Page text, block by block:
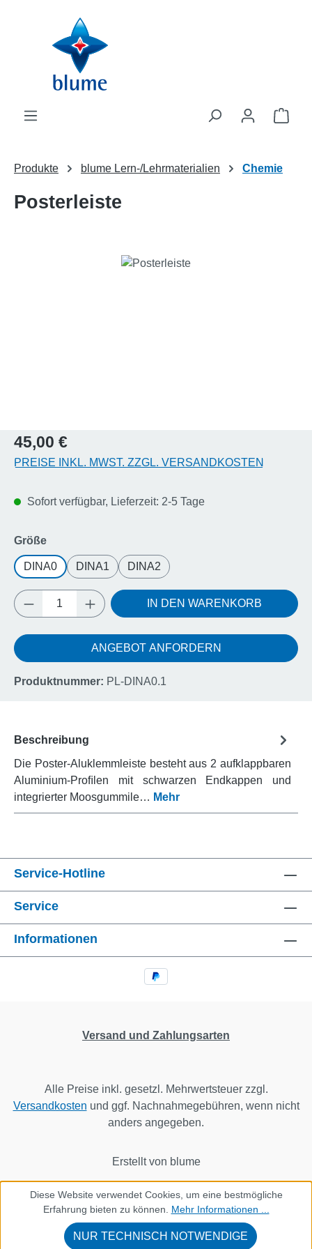
Zum Hauptinhalt springen
Produkte blume Lern-/Lehrmaterialien Chemie
Posterleiste
Bildergalerie überspringen
Regulärer Preis:
45,00 €
PREISE INKL. MWST. ZZGL. VERSANDKOSTEN
Sofort verfügbar, Lieferzeit: 2-5 Tage
Größeauswählen
DINA0 DINA1 DINA2
Produkt Anzahl: Gib den gewünschten
IN DEN WARENKORB
ANGEBOT ANFORDERN
Produktnummer: PL-DINA0.1
Beschreibung
Die Poster-Aluklemmleiste besteht aus 2 aufklappbaren
Aluminium-Proﬁlen mit schwarzen Endkappen und
integrierter Moosgummile… Mehr
Service-Hotline
Service
Informationen
Versand und Zahlungsarten
Alle Preise inkl. gesetzl. Mehrwertsteuer zzgl.
Versandkosten und ggf. Nachnahmegebühren, wenn nicht
anders angegeben.
Erstellt von blume
Diese Website verwendet Cookies, um eine bestmögliche
Erfahrung bieten zu können. Mehr Informationen ...
NUR TECHNISCH NOTWENDIGE